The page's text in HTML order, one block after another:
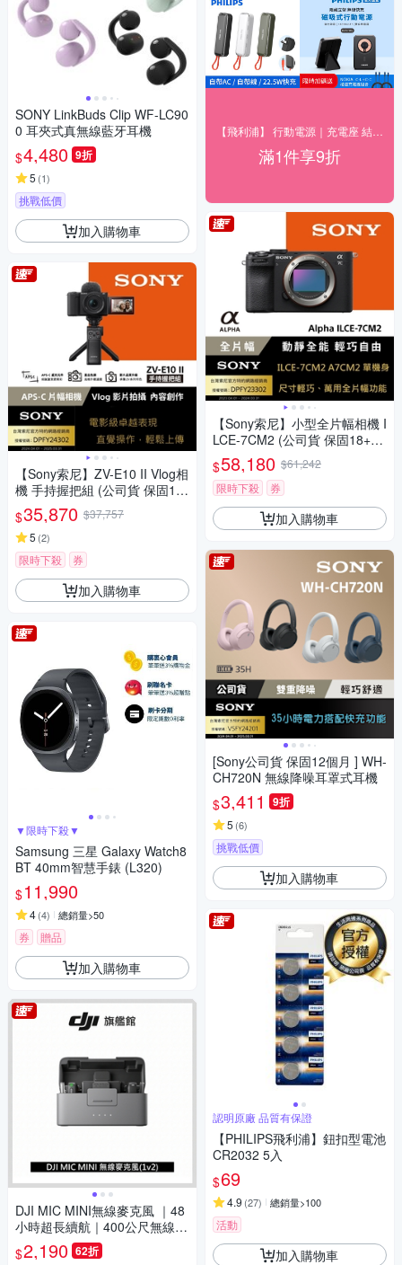
SONY LinkBuds Clip WF-LC90
0 耳夾式真無線藍牙耳機
$4,480 9折
5 (1)
挑戰低價
加入購物車
【Sony索尼】ZV-E10 II Vlog相
機 手持握把組 (公司貨 保固18
+6個月)
$35,870 $37,757
5 (2)
限時下殺 券
加入購物車
▼限時下殺▼
Samsung 三星 Galaxy Watch8
BT 40mm智慧手錶 (L320)
$11,990
4(4) 總銷量>50
券 贈品
加入購物車
DJI MIC MINI無線麥克風 ｜48
小時超長續航｜400公尺無線傳
輸
$2,190 62折
滿1件享9折
【Sony索尼】小型全片幅相機 I
LCE-7CM2 (公司貨 保固18+6
個月)
$58,180 $61,242
限時下殺
券
加入購物車
[Sony公司貨 保固12個月 ] WH-
CH720N 無線降噪耳罩式耳機
$3,411 9折
5 (6)
挑戰低價
加入購物車
認明原廠 品質有保證
【PHILIPS飛利浦】鈕扣型電池
CR2032 5入
$69
4.9 (27) 總銷量>100
活動
加入購物車